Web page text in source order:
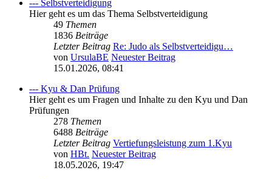
--- Selbstverteidigung
Hier geht es um das Thema Selbstverteidigung
49 Themen
1836 Beiträge
Letzter Beitrag Re: Judo als Selbstverteidigu…
von UrsulaBE Neuester Beitrag
15.01.2026, 08:41
--- Kyu & Dan Prüfung
Hier geht es um Fragen und Inhalte zu den Kyu und Dan
Prüfungen
278 Themen
6488 Beiträge
Letzter Beitrag Vertiefungsleistung zum 1.Kyu
von HBt. Neuester Beitrag
18.05.2026, 19:47